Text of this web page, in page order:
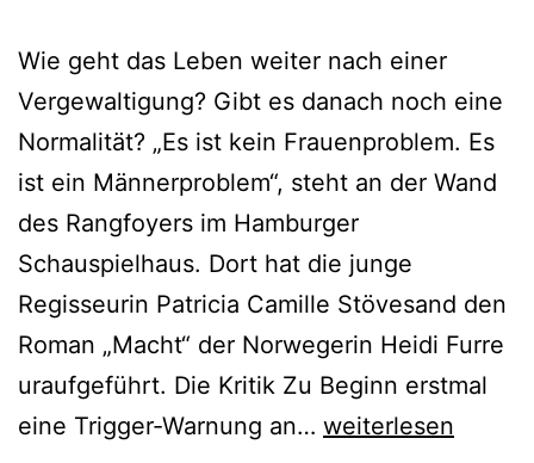
Wie geht das Leben weiter nach einer
Vergewaltigung? Gibt es danach noch eine
Normalität? „Es ist kein Frauenproblem. Es
ist ein Männerproblem“, steht an der Wand
des Rangfoyers im Hamburger
Schauspielhaus. Dort hat die junge
Regisseurin Patricia Camille Stövesand den
Roman „Macht“ der Norwegerin Heidi Furre
uraufgeführt. Die Kritik Zu Beginn erstmal
eine Trigger-Warnung an… Macht
weiterlesen